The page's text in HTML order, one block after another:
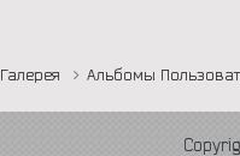
Галерея Альбомы